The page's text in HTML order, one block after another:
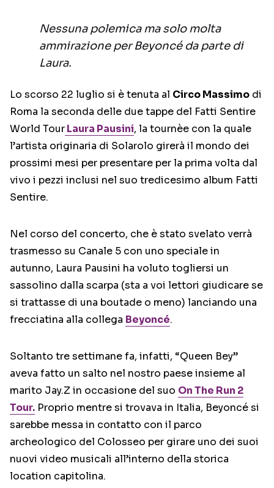
Nessuna polemica ma solo molta
ammirazione per Beyoncé da parte di
Laura.
Lo scorso 22 luglio si è tenuta al Circo Massimo di
Roma la seconda delle due tappe del Fatti Sentire
World TourLaura Pausini, la tournèe con la quale
l’artista originaria di Solarolo girerà il mondo dei
prossimi mesi per presentare per la prima volta dal
vivo i pezzi inclusi nel suo tredicesimo album Fatti
Sentire.
Nel corso del concerto, che è stato svelato verrà
trasmesso su Canale 5 con uno speciale in
autunno, Laura Pausini ha voluto togliersi un
sassolino dalla scarpa (sta a voi lettori giudicare se
si trattasse di una boutade o meno) lanciando una
frecciatina alla collega Beyoncé.
Soltanto tre settimane fa, infatti, “Queen Bey”
aveva fatto un salto nel nostro paese insieme al
marito Jay.Z in occasione del suo On The Run 2
Tour. Proprio mentre si trovava in Italia, Beyoncé si
sarebbe messa in contatto con il parco
archeologico del Colosseo per girare uno dei suoi
nuovi video musicali all’interno della storica
location capitolina.